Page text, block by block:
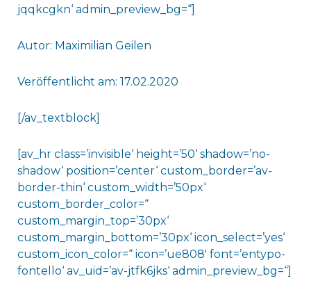
jqqkcgkn‘ admin_preview_bg=“]
Autor: Maximilian Geilen
Veröffentlicht am: 17.02.2020
[/av_textblock]
[av_hr class=’invisible‘ height=’50‘ shadow=’no-
shadow‘ position=’center‘ custom_border=’av-
border-thin‘ custom_width=’50px‘
custom_border_color=“
custom_margin_top=’30px‘
custom_margin_bottom=’30px‘ icon_select=’yes‘
custom_icon_color=“ icon=’ue808′ font=’entypo-
fontello‘ av_uid=’av-jtfk6jks‘ admin_preview_bg=“]